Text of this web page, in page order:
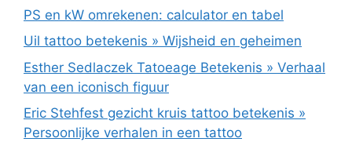
PS en kW omrekenen: calculator en tabel
Uil tattoo betekenis » Wijsheid en geheimen
Esther Sedlaczek Tatoeage Betekenis » Verhaal
van een iconisch figuur
Eric Stehfest gezicht kruis tattoo betekenis »
Persoonlijke verhalen in een tattoo